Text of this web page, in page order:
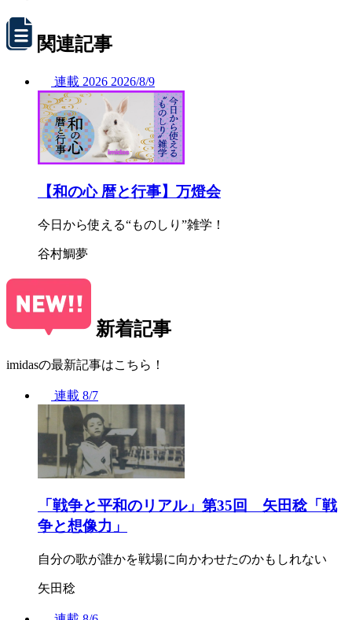
関連記事
連載 2026 2026/8/9
【和の心 暦と行事】万燈会
今日から使える“ものしり”雑学！
谷村鯛夢
新着記事
imidasの最新記事はこちら！
連載 8/7
「戦争と平和のリアル」第35回 矢田稔「戦
争と想像力」
自分の歌が誰かを戦場に向かわせたのかもしれない
矢田稔